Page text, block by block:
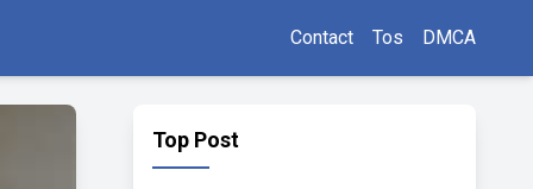
Contact Tos DMCA
Top Post